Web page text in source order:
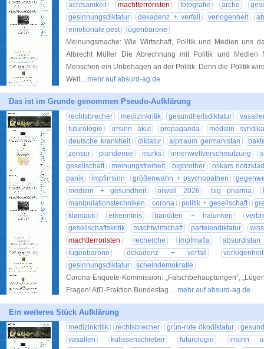
achtsamkeit
machtterroristen fotografie arche
gesinnungsdiktatur
dekadenz + verfall verlogenheit
emotionale pest
lügenbarone
Meinungsmache: Wie Wirtschaft, Politik und Medien uns
Albrecht Müller Die Abrechnung mit Politik und Medien
Menschen ein Unbehagen an der Politik: Denn die Politik
Weit... mehr auf absurd-ag.de
Das ist im Grunde genommen Pseudo-Aufklärung
rechtsbrecher medizinkritik gesundheitsdiktatur
futurologie
irrsinn akut propaganda
medizin
deutsche krankheit
diktatur alptraum germanistan
zensur
plandemie murks innenweltverschmutzung
gesellschaft
meinungsfreiheit bigbrother
oskars
panik
impfirrsinn größenwahn + psychopathen
medizin + gesundheit
orwell 2026 big pharma
manipulationstechniken
corona politik + gesellschaft
klamauk
erkenntnis banditen + halunken
gesellschaftskritik
machtwirtschaft parteiendiktatur
machtterroristen
recherche impfmafia
lügenbarone
dekadenz + verfall
verlogenheit
gesinnungsdiktatur
scheindemokratie
Corona-Enquete-Kommission: „Falschbehauptungen“,
Fragen! AfD-Fraktion Bundestag.... mehr auf absurd-ag.de
Ein weiteres Stück Aufklärung
medizinkritik rechtsbrecher grün-rote ökodiktatur
vasallen
kulissenschieber futurologie
irrsinn